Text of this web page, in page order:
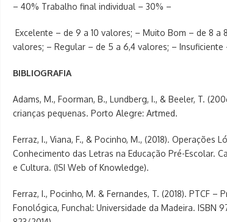
– 40% Trabalho final individual – 30% –
Excelente – de 9 a 10 valores; – Muito Bom – de 8 a
valores; – Regular – de 5 a 6,4 valores; – Insuficiente
BIBLIOGRAFIA
Adams, M., Foorman, B., Lundberg, I., & Beeler, T.
crianças pequenas. Porto Alegre: Artmed.
Ferraz, I., Viana, F., & Pocinho, M., (2018). Operações
Conhecimento das Letras na Educação Pré-Escolar.
e Cultura. (ISI Web of Knowledge).
Ferraz, I., Pocinho, M. & Fernandes, T. (2018). PTCF –
Fonológica, Funchal: Universidade da Madeira. ISBN